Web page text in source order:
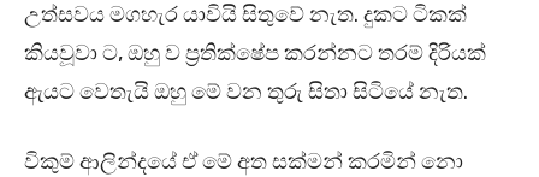
උත්සවය මගහැර යාවියි සිතුවේ නැත. දුකට ටිකක්
කියවූවා ට, ඔහු ව ප්‍රතික්ෂේප කරන්නට තරම් දිරියක්
ඇයට වෙතැයි ඔහු මේ වන තුරු සිතා සිටියේ නැත.
විකුම් ආලින්දයේ ඒ මේ අත සක්මන් කරමින් නො